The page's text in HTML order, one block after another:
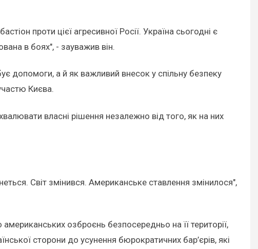
проти цієї агресивної Росії. Україна сьогодні є
в боях", - зауважив він.
допомоги, а й як важливий внесок у спільну безпеку
Києва.
власні рішення незалежно від того, як на них
Світ змінився. Американське ставлення змінилося",
озброєнь безпосередньо на її території,
сторони до усунення бюрократичних бар’єрів, які